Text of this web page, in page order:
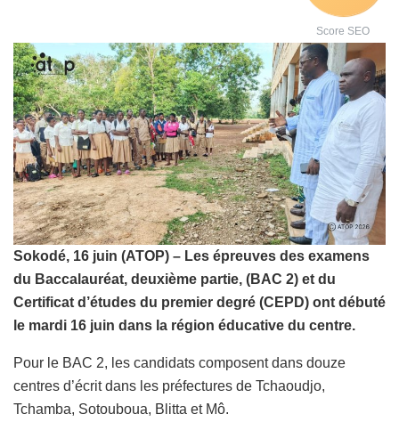
Score SEO
Sokodé, 16 juin (ATOP) – Les épreuves des examens
du Baccalauréat, deuxième partie, (BAC 2) et du
Certificat d’études du premier degré (CEPD) ont débuté
le mardi 16 juin dans la région éducative du centre.
Pour le BAC 2, les candidats composent dans douze
centres d’écrit dans les préfectures de Tchaoudjo,
Tchamba, Sotouboua, Blitta et Mô.